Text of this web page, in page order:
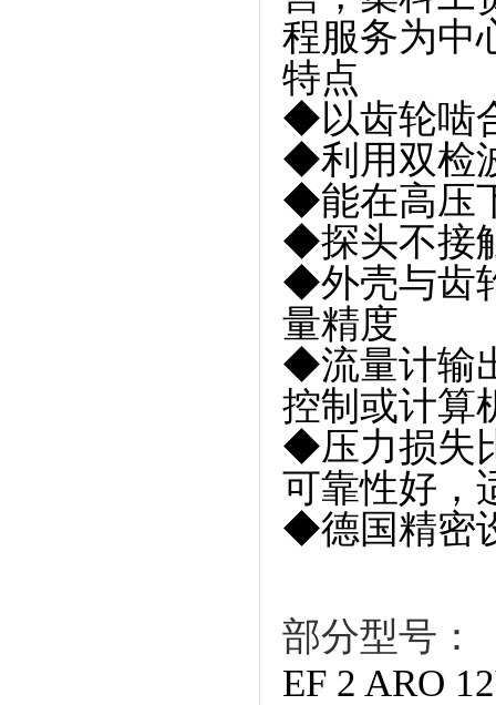
程服务为中
特点
◆以齿轮啮
◆利用双检
◆能在高压
◆探头不接
◆外壳与齿
量精度
◆流量计输
控制或计算
◆压力损失
可靠性好，
◆德国精密
部分型号：
EF 2 ARO